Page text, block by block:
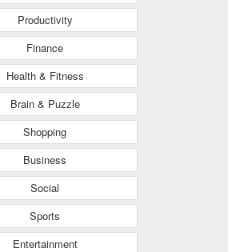
Productivity
Finance
Health & Fitness
Brain & Puzzle
Shopping
Business
Social
Sports
Entertainment